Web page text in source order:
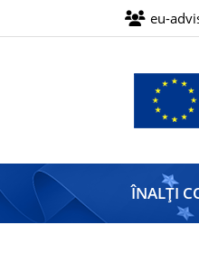
eu-
Misiunea
Înalților
Consilieri
ai
ÎNALȚI